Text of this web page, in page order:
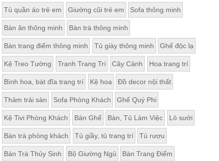
Tủ quần áo trẻ em Giường cũi trẻ em Sofa thông minh
Bàn ăn thông minh Bàn trà thông minh
Bàn trang điểm thông minh Tủ giày thông minh Ghế độc lạ
Kệ Treo Tường Tranh Trang Trí Cây Cảnh Hoa trang trí
Bình hoa, bát đĩa trang trí Kệ hoa Đồ decor nội thất
Thảm trải sàn Sofa Phòng Khách Ghế Quý Phi
Kệ Tivi Phòng Khách Bàn Ghế Bàn, Tủ Làm Việc Lò sưởi
Bàn trà phòng khách Tủ giầy, tủ trang trí Tủ rượu
Bàn Trà Thủy Sinh Bộ Giường Ngủ Bàn Trang Điểm